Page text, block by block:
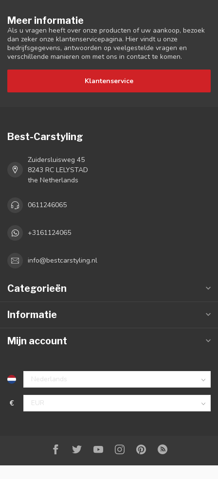
Meer informatie
Als u vragen heeft over onze producten of uw aankoop, bezoek
dan zeker onze klantenservicepagina. Hier vindt u onze
bedrijfsgegevens, antwoorden op veelgestelde vragen en
verschillende manieren om met ons in contact te komen.
Klantenservice
Best-Carstyling
Zuidersluisweg 45
8243 RC LELYSTAD
the Netherlands
0611246065
+3161124065
info@bestcarstyling.nl
Categorieën
Informatie
Mijn account
€